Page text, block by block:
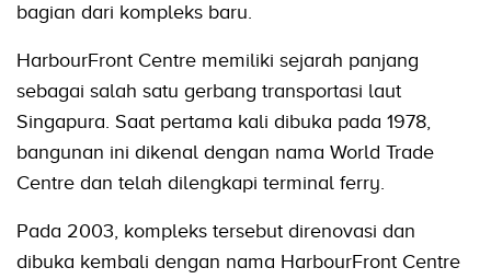
bagian dari kompleks baru.
HarbourFront Centre memiliki sejarah panjang
sebagai salah satu gerbang transportasi laut
Singapura. Saat pertama kali dibuka pada 1978,
bangunan ini dikenal dengan nama World Trade
Centre dan telah dilengkapi terminal ferry.
Pada 2003, kompleks tersebut direnovasi dan
dibuka kembali dengan nama HarbourFront Centre